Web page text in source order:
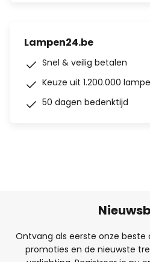
Lampen24.be
Snel & veilig betalen
Keuze uit 1.200.000
50 dagen bedenktijd
Ontvang als eerste onze beste
promoties en de nieuwste